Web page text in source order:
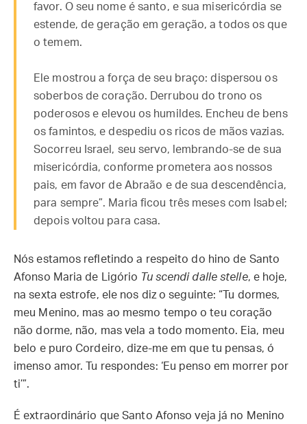
favor. O seu nome é santo, e sua misericórdia se
estende, de geração em geração, a todos os que
o temem.
Ele mostrou a força de seu braço: dispersou os
soberbos de coração. Derrubou do trono os
poderosos e elevou os humildes. Encheu de bens
os famintos, e despediu os ricos de mãos vazias.
Socorreu Israel, seu servo, lembrando-se de sua
misericórdia, conforme prometera aos nossos
pais, em favor de Abraão e de sua descendência,
para sempre”. Maria ficou três meses com Isabel;
depois voltou para casa.
Nós estamos refletindo a respeito do hino de Santo
Afonso Maria de Ligório Tu scendi dalle stelle, e hoje,
na sexta estrofe, ele nos diz o seguinte: “Tu dormes,
meu Menino, mas ao mesmo tempo o teu coração
não dorme, não, mas vela a todo momento. Eia, meu
belo e puro Cordeiro, dize-me em que tu pensas, ó
imenso amor. Tu respondes: ‘Eu penso em morrer por
ti’”.
É extraordinário que Santo Afonso veja já no Menino